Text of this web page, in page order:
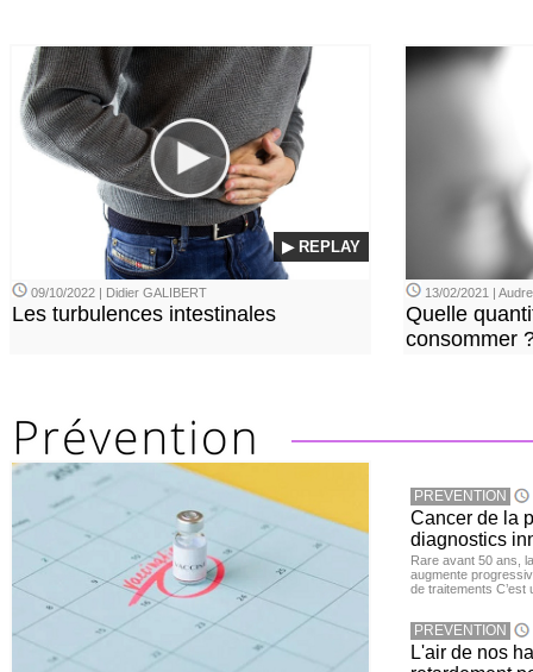
▶ REPLAY
09/10/2022 | Didier GALIBERT
Les turbulences intestinales
13/02/2021 |
Quelle
consommer
PREVENTION
Cancer de la
diagnostics
Rare avant 50 ans,
augmente
de traitements
PREVENTION
L'air de nos